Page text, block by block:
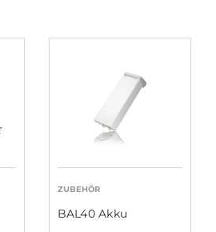
ZUBEHÖR
BAL40 Akku